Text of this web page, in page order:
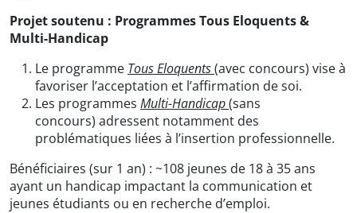
Projet soutenu : Programmes Tous Eloquents &
Multi-Handicap
Le programme Tous Eloquents(avec concours) vise à
favoriser l’acceptation et l’affirmation de soi.
Les programmes Multi-Handicap(sans
concours) adressent notamment des
problématiques liées à l’insertion professionnelle.
Bénéficiaires (sur 1 an) : ~108 jeunes de 18 à 35 ans
ayant un handicap impactant la communication et
jeunes étudiants ou en recherche d’emploi.